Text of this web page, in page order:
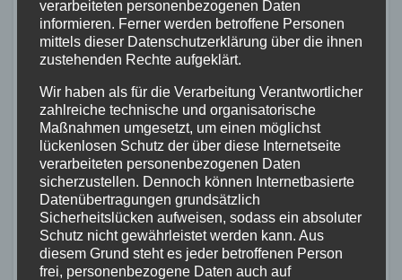
die der Riverside Touring 920 Rahmen bietet,
und machen Sie sich bereit für unvergessliche
Bikepacking-Abenteuer.
verarbeiteten personenbezogenen Daten
informieren. Ferner werden betroffene Personen
mittels dieser Datenschutzerklärung über die ihnen
zustehenden Rechte aufgeklärt.
Wir haben als für die Verarbeitung Verantwortlicher
zahlreiche technische und organisatorische
Maßnahmen umgesetzt, um einen möglichst
lückenlosen Schutz der über diese Internetseite
verarbeiteten personenbezogenen Daten
sicherzustellen. Dennoch können Internetbasierte
Datenübertragungen grundsätzlich
Sicherheitslücken aufweisen, sodass ein absoluter
Schutz nicht gewährleistet werden kann. Aus
diesem Grund steht es jeder betroffenen Person
frei, personenbezogene Daten auch auf